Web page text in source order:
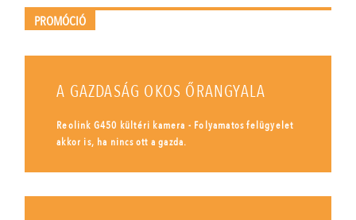
PROMÓCIÓ
A GAZDASÁG OKOS ŐRANGYALA
Reolink G450 kültéri kamera - Folyamatos felügyelet
akkor is, ha nincs ott a gazda.